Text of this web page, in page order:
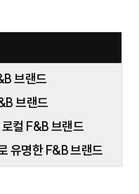
브랜드
브랜드
컬 F&B 브랜드
유명한 F&B 브랜드